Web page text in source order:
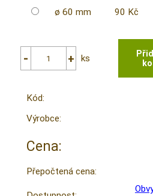
ø 60 mm
90 Kč
ks
Kód:
Výrobce:
Cena:
Přepočtená cena: